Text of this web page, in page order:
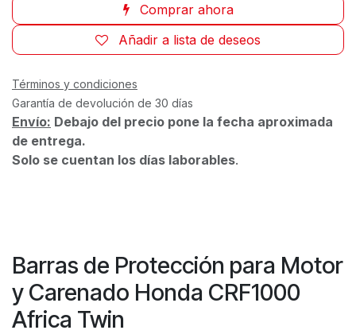
Comprar ahora
Añadir a lista de deseos
Términos y condiciones
Garantía de devolución de 30 días
Envío: Debajo del precio pone la fecha aproximada
de entrega.
Solo se cuentan los días laborables.
Barras de Protección para Motor
y Carenado Honda CRF1000
Africa Twin